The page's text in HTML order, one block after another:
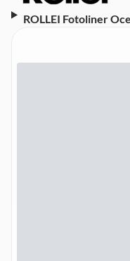
ROLLEI Fotoliner